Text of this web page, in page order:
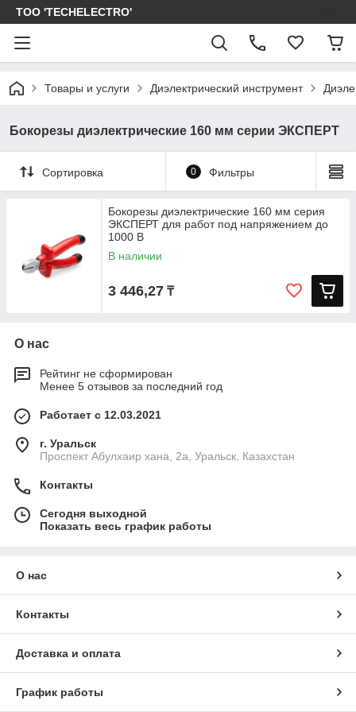
ТОО 'TECHELECTRO'
Товары и услуги Диэлектрический инструмент
Бокорезы диэлектрические 160 мм серии ЭКСПЕРТ
Сортировка 0 Фильтры
Бокорезы диэлектрические 160 мм серия
ЭКСПЕРТ для работ под напряжением до
1000 В
В наличии
3 446,27 ₸
О нас
Рейтинг не сформирован
Менее 5 отзывов за последний год
Работает с 12.03.2021
г. Уральск
Проспект Абулхаир хана, 2а, Уральск, Казахстан
Контакты
Сегодня выходной
Показать весь график работы
О нас
Контакты
Доставка и оплата
График работы